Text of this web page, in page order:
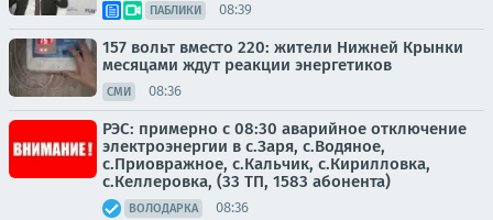
ПАБЛИКИ 08:39
157 вольт вместо 220: жители Нижней Крынки
месяцами ждут реакции энергетиков
СМИ 08:36
РЭС: примерно с 08:30 аварийное отключение
электроэнергии в с.Заря, с.Водяное,
с.Приовражное, с.Кальчик, с.Кирилловка,
с.Келлеровка, (33 ТП, 1583 абонента)
ВОЛОДАРКА 08:36